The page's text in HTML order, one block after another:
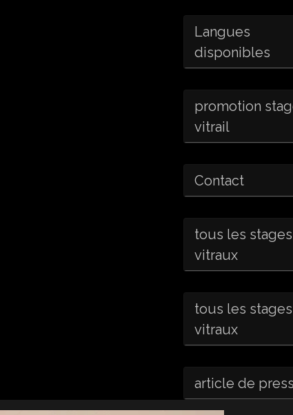
Langues
disponibles
promotion
vitrail
Contact
tous les
vitraux
tous les
vitraux
article de press